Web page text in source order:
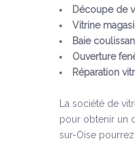
Découpe de
Vitrine
Baie
Ouverture
Réparation
La société de
pour obtenir un
sur-Oise